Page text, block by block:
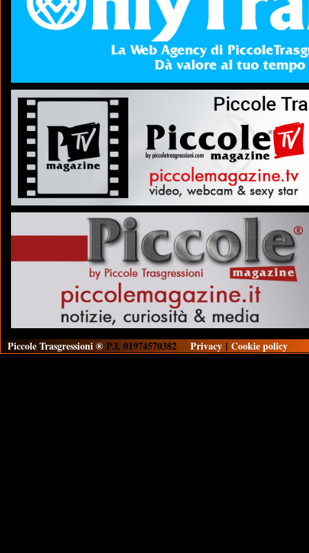
Piccole Trasgressioni ® P.I. 01974570382 Privacy | Cookie policy